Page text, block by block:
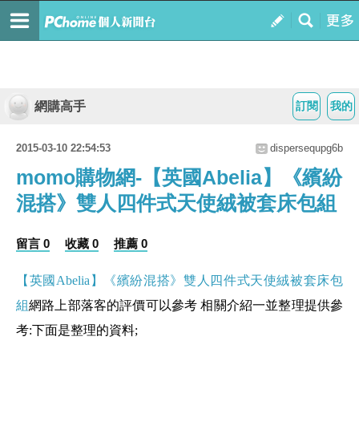
我的
訂閱
網購高手
2015-03-10 22:54:53 dispersequpg6b
momo購物網-【英國Abelia】《繽紛
混搭》雙人四件式天使絨被套床包組
留言 0 收藏 0 推薦 0
【英國Abelia】《繽紛混搭》雙人四件式天使絨被套床包
組網路上部落客的評價可以參考 相關介紹一並整理提供參
考:下面是整理的資料;